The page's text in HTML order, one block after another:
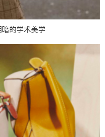
的学术美学